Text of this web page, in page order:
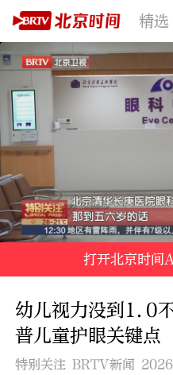
精选
打开北京时间
幼儿视力没到1.0
普儿童护眼关键点
特别关注 BRTV新闻